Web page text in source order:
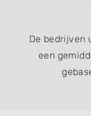
De bedrijven
een